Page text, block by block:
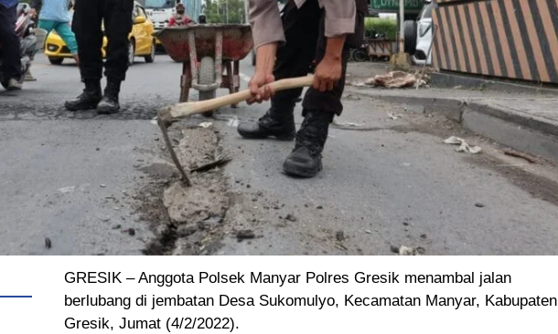
GRESIK – Anggota Polsek Manyar Polres Gresik menambal jalan
berlubang di jembatan Desa Sukomulyo, Kecamatan Manyar, Kabupaten
Gresik, Jumat (4/2/2022).